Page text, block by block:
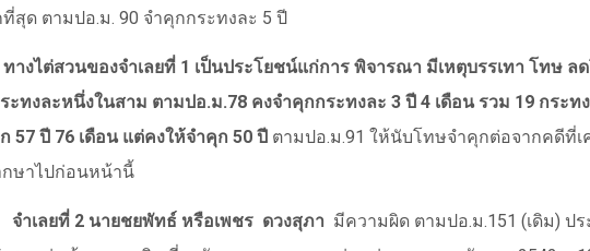
สุด ตามปอ.ม. 90 จำคุกกระทงละ 5 ปี
ทางไต่สวนของจำเลยที่ 1 เป็นประโยชน์แก่การ พิจารณา มีเหตุบรรเทา โทษ ล
ะทงละหนึ่งในสาม ตามปอ.ม.78 คงจำคุกกระทงละ 3 ปี 4 เดือน รวม 19 กระท
57 ปี 76 เดือน แต่คงให้จำคุก 50 ปี ตามปอ.ม.91 ให้นับโทษจำคุกต่อจากคดีที่เ
ษาไปก่อนหน้านี้
จำเลยที่ 2 นายชยพัทธ์ หรือเพชร ดวงสุภา มีความผิด ตามปอ.ม.151 (เดิม) ป